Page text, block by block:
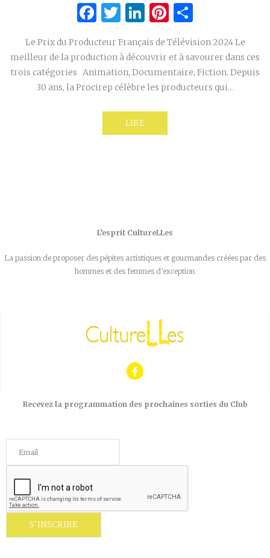
Facebook
Twitter
LinkedIn
Pinterest
Le Prix du Producteur Français de Télévision 2024 Le
meilleur de la production à découvrir et à savourer dans ces
trois catégories Animation, Documentaire, Fiction. Depuis
30 ans, la Procirep célèbre les producteurs qui…
LIRE
L’esprit CultureLLes
La passion de proposer des pépites artistiques et gourmandes créées par des
hommes et des femmes d’exception.
Recevez la programmation des prochaines sorties du Club